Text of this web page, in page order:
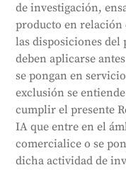
de investigación,
producto en relación
las disposiciones del
deben aplicarse
se pongan en
exclusión se
cumplir el presente
IA que entre en el
comercialice o se
dicha actividad de